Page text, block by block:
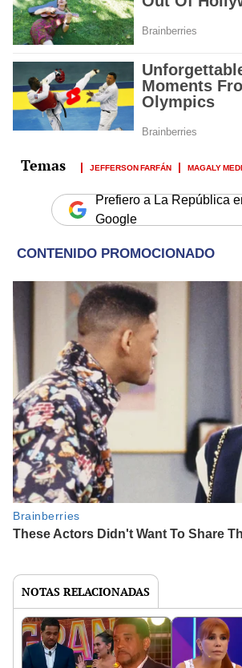
JEFFERSON FARFÁN MAGALY
Prefiero a La República
Google
NOTAS RELACIONADAS